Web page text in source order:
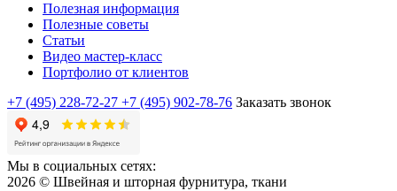
Полезная информация
Полезные советы
Статьи
Видео мастер-класс
Портфолио от клиентов
+7 (495) 228-72-27 +7 (495) 902-78-76 Заказать звонок
Мы в социальных сетях:
2026 © Швейная и шторная фурнитура, ткани